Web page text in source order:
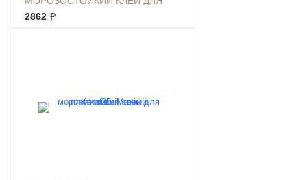
ПЛИТКИ 25КГ БЕЛЫЙ
2862 ₽